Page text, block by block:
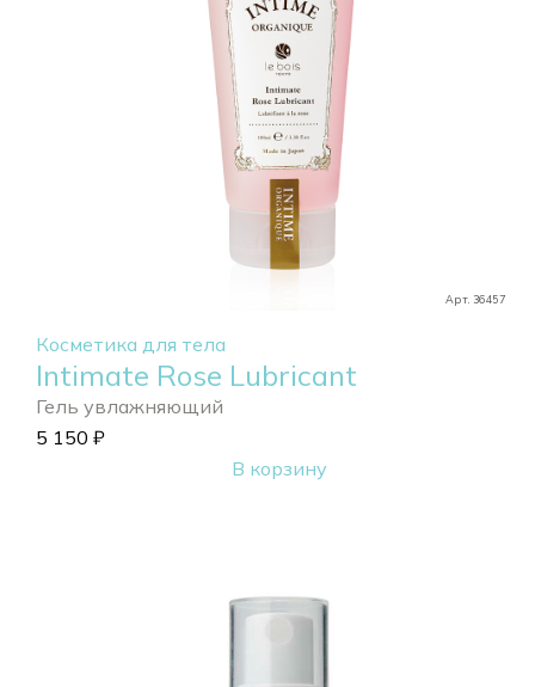
Арт. 36457
Косметика для тела
Intimate Rose Lubricant
Гель увлажняющий
5 150 ₽
В корзину